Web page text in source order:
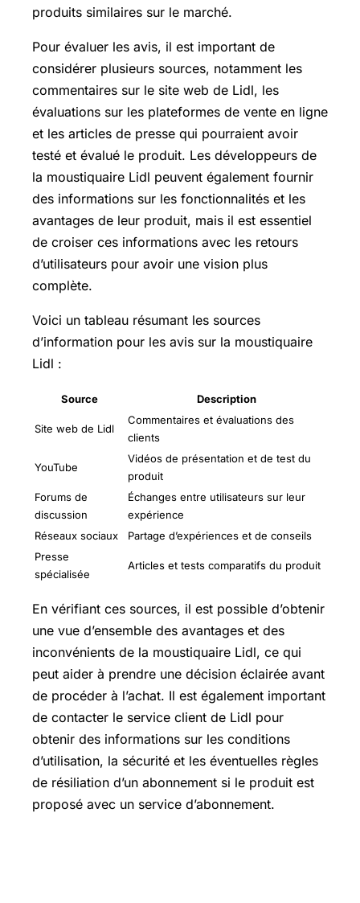
produits similaires sur le marché.
Pour évaluer les avis, il est important de
considérer plusieurs sources, notamment les
commentaires sur le site web de Lidl, les
évaluations sur les plateformes de vente en ligne
et les articles de presse qui pourraient avoir
testé et évalué le produit. Les développeurs de
la moustiquaire Lidl peuvent également fournir
des informations sur les fonctionnalités et les
avantages de leur produit, mais il est essentiel
de croiser ces informations avec les retours
d’utilisateurs pour avoir une vision plus
complète.
Voici un tableau résumant les sources
d’information pour les avis sur la moustiquaire
Lidl :
Source Description
Site web de Lidl
Commentaires et évaluations des
clients
YouTube
Vidéos de présentation et de test du
produit
Forums de
discussion
Échanges entre utilisateurs sur leur
expérience
Réseaux sociaux
Partage d’expériences et de conseils
Presse
spécialisée
Articles et tests comparatifs du produit
En vérifiant ces sources, il est possible d’obtenir
une vue d’ensemble des avantages et des
inconvénients de la moustiquaire Lidl, ce qui
peut aider à prendre une décision éclairée avant
de procéder à l’achat. Il est également important
de contacter le service client de Lidl pour
obtenir des informations sur les conditions
d’utilisation, la sécurité et les éventuelles règles
de résiliation d’un abonnement si le produit est
proposé avec un service d’abonnement.